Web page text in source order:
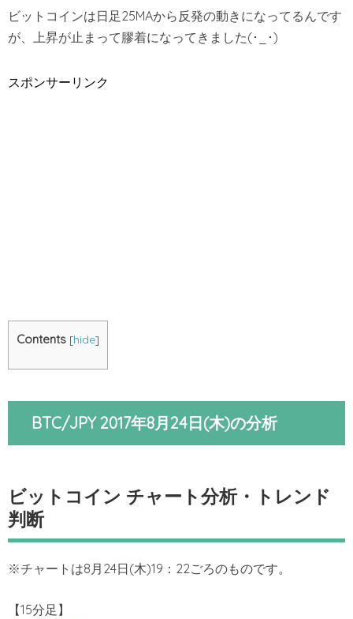
ビットコインは日足25MAから反発の動きになってるんです
が、上昇が止まって膠着になってきました(･_･)
スポンサーリンク
Contents [hide]
BTC/JPY 2017年8月24日(木)の分析
ビットコイン チャート分析・トレンド
判断
※チャートは8月24日(木)19：22ごろのものです。
【15分足】